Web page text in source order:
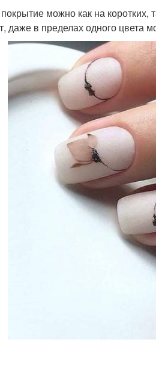
можно как на коротких,
даже в пределах одного цвета